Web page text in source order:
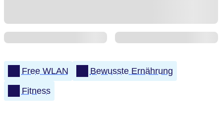
Free WLAN
Bewusste Ernährung
Fitness